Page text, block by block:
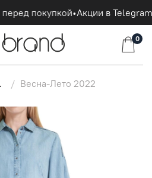
покупкой•Акции в
0
Весна-Лето 2022